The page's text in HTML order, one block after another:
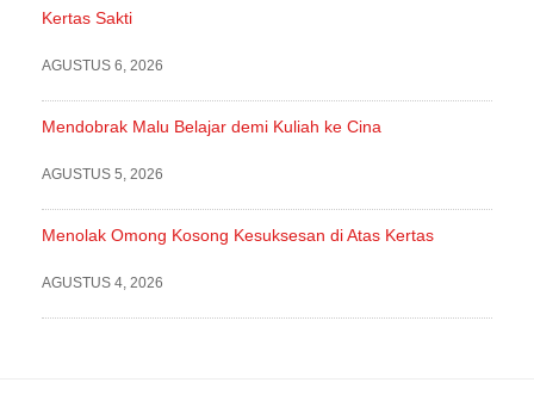
Kertas Sakti
AGUSTUS 6, 2026
Mendobrak Malu Belajar demi Kuliah ke Cina
AGUSTUS 5, 2026
Menolak Omong Kosong Kesuksesan di Atas Kertas
AGUSTUS 4, 2026